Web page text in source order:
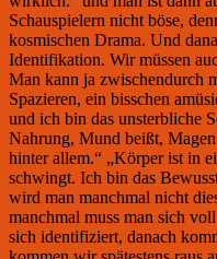
Schauspielern nicht böse,
kosmischen Drama. Und
Identifikation. Wir müssen
Man kann ja zwischendurch
Spazieren, ein bisschen
und ich bin das unsterbliche
Nahrung, Mund beißt,
hinter allem.“ „Körper ist in
schwingt. Ich bin das
wird man manchmal nicht
manchmal muss man sich
sich identifiziert, danach